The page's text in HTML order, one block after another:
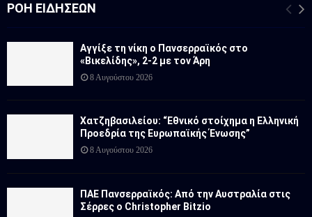
ΡΟΉ ΕΙΔΉΣΕΩΝ
Αγγίξε τη νίκη ο Πανσερραϊκός στο
«Βικελίδης», 2-2 με τον Άρη
8 Αυγούστου 2026
Χατζηβασιλείου: “Εθνικό στοίχημα η Ελληνική
Προεδρία της Ευρωπαϊκής Ένωσης”
8 Αυγούστου 2026
ΠΑΕ Πανσερραϊκός: Από την Αυστραλία στις
Σέρρες ο Christopher Bitzio